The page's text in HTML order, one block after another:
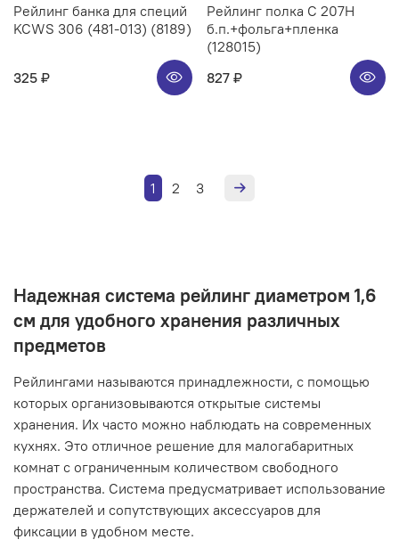
Рейлинг банка для специй
KCWS 306 (481-013) (8189)
325 ₽
Рейлинг полка C 207H
б.п.+фольга+пленка
(128015)
827 ₽
1 2 3
Надежная система рейлинг диаметром 1,6
см для удобного хранения различных
предметов
Рейлингами называются принадлежности, с помощью
которых организовываются открытые системы
хранения. Их часто можно наблюдать на современных
кухнях. Это отличное решение для малогабаритных
комнат с ограниченным количеством свободного
пространства. Система предусматривает использование
держателей и сопутствующих аксессуаров для
фиксации в удобном месте.